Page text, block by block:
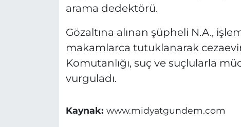
arama dedektörü.
Gözaltına alınan şüpheli N.A.,
makamlarca tutuklanarak
Komutanlığı, suç ve suçlularla
vurguladı.
Kaynak: www.midyatgundem.com